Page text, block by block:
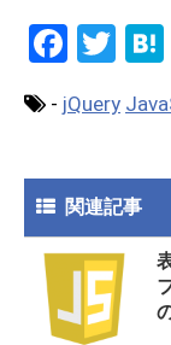
F
ce
o
o
k
T
tt
- jQuery
関連記事